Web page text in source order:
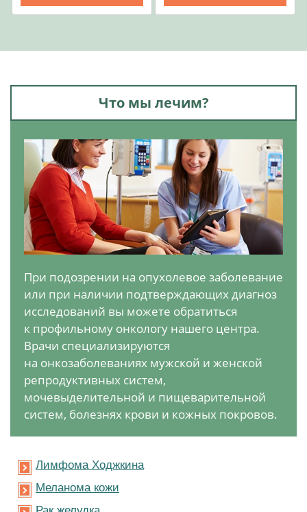
Что мы лечим?
При подозрении на опухолевое заболевание
или при наличии подтверждающих диагноз
исследований вы можете обратиться
к профильному онкологу нашего центра.
Врачи специализируются
на онкозаболеваниях мужской и женской
репродуктивных систем,
мочевыделительной и пищеварительной
систем, болезнях крови и кожных покровов.
Лимфома Ходжкина
Меланома кожи